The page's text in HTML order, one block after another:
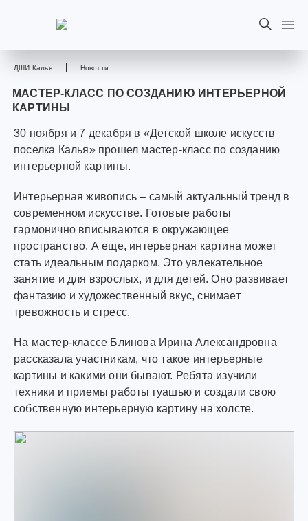
ДШИ Калья Новости
МАСТЕР-КЛАСС ПО СОЗДАНИЮ ИНТЕРЬЕРНОЙ
КАРТИНЫ
30 ноября и 7 декабря в «Детской школе искусств
поселка Калья» прошел мастер-класс по созданию
интерьерной картины.
Интерьерная живопись – самый актуальный тренд в
современном искусстве. Готовые работы
гармонично вписываются в окружающее
пространство. А еще, интерьерная картина может
стать идеальным подарком. Это увлекательное
занятие и для взрослых, и для детей. Оно развивает
фантазию и художественный вкус, снимает
тревожность и стресс.
На мастер-классе Блинова Ирина Александровна
рассказала участникам, что такое интерьерные
картины и какими они бывают. Ребята изучили
техники и приемы работы гуашью и создали свою
собственную интерьерную картину на холсте.